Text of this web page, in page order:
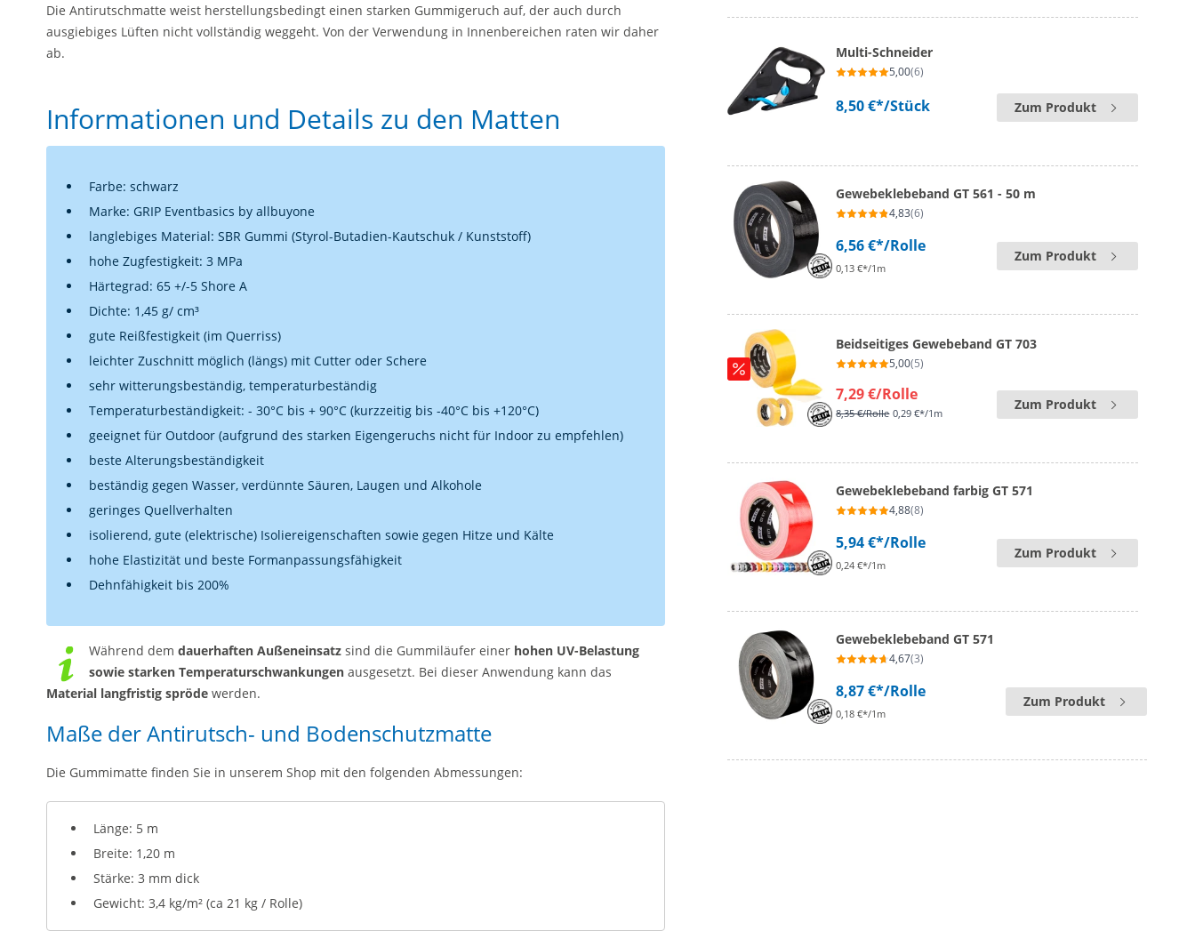
Die Antirutschmatte weist herstellungsbedingt einen starken Gummigeruch auf, der auch durch
ausgiebiges Lüften nicht vollständig weggeht. Von der Verwendung in Innenbereichen raten wir daher
ab.
Informationen und Details zu den Matten
Farbe: schwarz
Marke: GRIP Eventbasics by allbuyone
langlebiges Material: SBR Gummi (Styrol-Butadien-Kautschuk / Kunststoff)
hohe Zugfestigkeit: 3 MPa
Härtegrad: 65 +/-5 Shore A
Dichte: 1,45 g/ cm³
gute Reißfestigkeit (im Querriss)
leichter Zuschnitt möglich (längs) mit Cutter oder Schere
sehr witterungsbeständig, temperaturbeständig
Temperaturbeständigkeit: - 30°C bis + 90°C (kurzzeitig bis -40°C bis +120°C)
geeignet für Outdoor (aufgrund des starken Eigengeruchs nicht für Indoor zu empfehlen)
beste Alterungsbeständigkeit
beständig gegen Wasser, verdünnte Säuren, Laugen und Alkohole
geringes Quellverhalten
isolierend, gute (elektrische) Isoliereigenschaften sowie gegen Hitze und Kälte
hohe Elastizität und beste Formanpassungsfähigkeit
Dehnfähigkeit bis 200%
Während dem dauerhaften Außeneinsatz sind die Gummiläufer einer hohen UV-Belastung
sowie starken Temperaturschwankungen ausgesetzt. Bei dieser Anwendung kann das
Material langfristig spröde werden.
Maße der Antirutsch- und Bodenschutzmatte
Die Gummimatte finden Sie in unserem Shop mit den folgenden Abmessungen:
Länge: 5 m
Breite: 1,20 m
Stärke: 3 mm dick
Gewicht: 3,4 kg/m² (ca 21 kg / Rolle)
Multi-Schneider
5,00(6)
8,50 €*/Stück Zum Produkt
Gewebeklebeband GT 561 - 50 m
4,83(6)
6,56 €*/Rolle
0,13 €*/1m
Zum Produkt
Beidseitiges Gewebeband GT 703
5,00(5)
7,29 €/Rolle
8,35 €/Rolle 0,29 €*/1m
Zum Produkt
Gewebeklebeband farbig GT 571
4,88(8)
5,94 €*/Rolle
0,24 €*/1m
Zum Produkt
Gewebeklebeband GT 571
4,67(3)
8,87 €*/Rolle
0,18 €*/1m
Zum Produkt